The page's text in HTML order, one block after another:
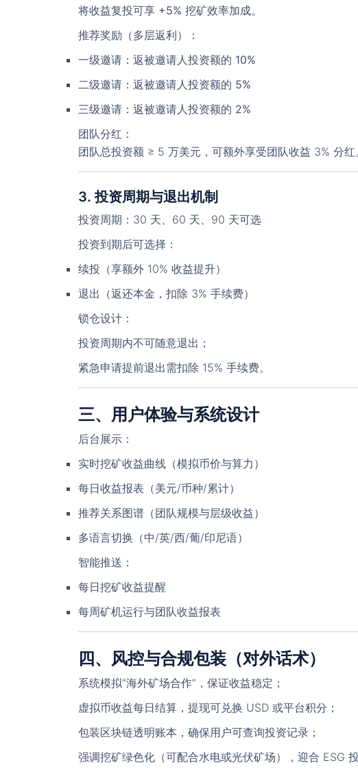
将收益复投可享 +5% 挖矿效率加成。
推荐奖励（多层返利）
：
一级邀请：返被邀请人投资额的 10%
二级邀请：返被邀请人投资额的 5%
三级邀请：返被邀请人投资额的 2%
团队分红 ：
团队总投资额 ≥ 5 万美元，可额外享受团队收益 3% 分红
3. 投资周期与退出机制
投资周期：30 天、60 天、90 天可选
投资到期后可选择：
续投 （享额外 10% 收益提升）
退出 （返还本金，扣除 3% 手续费）
锁仓设计：
投资周期内不可随意退出；
紧急申请提前退出需扣除 15% 手续费。
三、用户体验与系统设计
后台展示 ：
实时挖矿收益曲线（模拟币价与算力）
每日收益报表（美元/币种/累计）
推荐关系图谱（团队规模与层级收益）
多语言切换（中/英/西/葡/印尼语）
智能推送 ：
每日挖矿收益提醒
每周矿机运行与团队收益报表
四、风控与合规包装（对外话术）
系统模拟“海外矿场合作”，保证收益稳定；
虚拟币收益每日结算，提现可兑换 USD 或平台积分；
包装区块链透明账本，确保用户可查询投资记录；
强调挖矿绿色化（可配合水电或光伏矿场），迎合 ESG 投
应版本大
下载！！